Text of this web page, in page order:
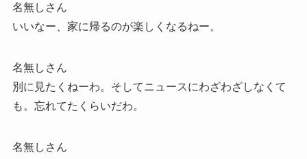
名無しさん
いいなー、家に帰るのが楽しくなるねー。
名無しさん
別に見たくねーわ。そしてニュースにわざわざしなくて
も。忘れてたくらいだわ。
名無しさん